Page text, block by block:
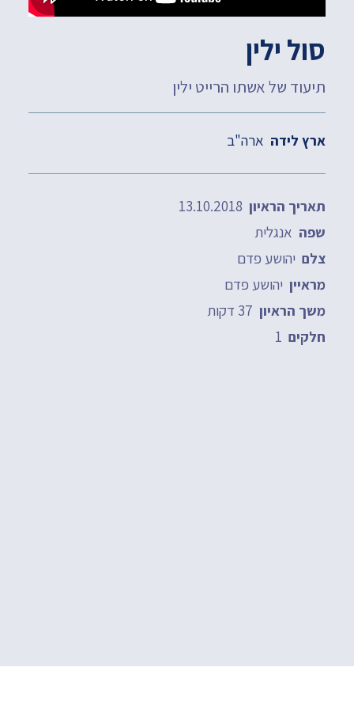
סול ילין
תיעוד של אשתו הרייט ילין
ארץ לידה ארה"ב
תאריך הראיון
שפה אנגלית
צלם יהושע פדם
מראיין יהושע פדם
משך הראיון
חלקים